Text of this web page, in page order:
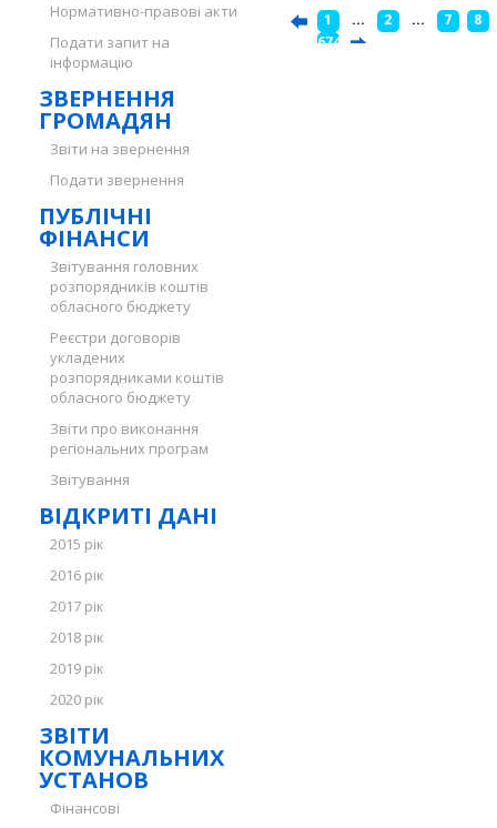
Нормативно-правові акти
Подати запит на
інформацію
ЗВЕРНЕННЯ
ГРОМАДЯН
Звіти на звернення
Подати звернення
ПУБЛІЧНІ
ФІНАНСИ
Звітування головних
розпорядників коштів
обласного бюджету
Реєстри договорів
укладених
розпорядниками коштів
обласного бюджету
Звіти про виконання
регіональних програм
Звітування
ВІДКРИТІ ДАНІ
2015 рік
2016 рік
2017 рік
2018 рік
2019 рік
2020 рік
ЗВІТИ
КОМУНАЛЬНИХ
УСТАНОВ
Фінансові
1 ... 2 ... 7
8
674